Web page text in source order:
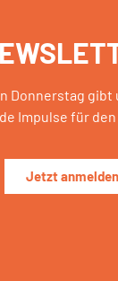
Donnerstag gibt
Impulse für
Jetzt